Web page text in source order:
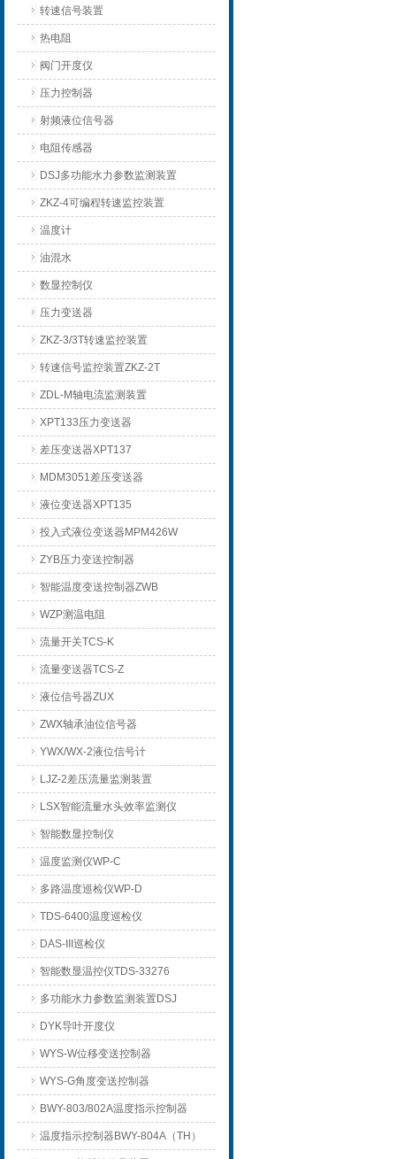
转速信号装置
热电阻
阀门开度仪
压力控制器
射频液位信号器
电阻传感器
DSJ多功能水力参数监测装置
ZKZ-4可编程转速监控装置
温度计
油混水
数显控制仪
压力变送器
ZKZ-3/3T转速监控装置
转速信号监控装置ZKZ-2T
ZDL-M轴电流监测装置
XPT133压力变送器
差压变送器XPT137
MDM3051差压变送器
液位变送器XPT135
投入式液位变送器MPM426W
ZYB压力变送控制器
智能温度变送控制器ZWB
WZP测温电阻
流量开关TCS-K
流量变送器TCS-Z
液位信号器ZUX
ZWX轴承油位信号器
YWX/WX-2液位信号计
LJZ-2差压流量监测装置
LSX智能流量水头效率监测仪
智能数显控制仪
温度监测仪WP-C
多路温度巡检仪WP-D
TDS-6400温度巡检仪
DAS-III巡检仪
智能数显温控仪TDS-33276
多功能水力参数监测装置DSJ
DYK导叶开度仪
WYS-W位移变送控制器
WYS-G角度变送控制器
BWY-803/802A温度指示控制器
温度指示控制器BWY-804A（TH）